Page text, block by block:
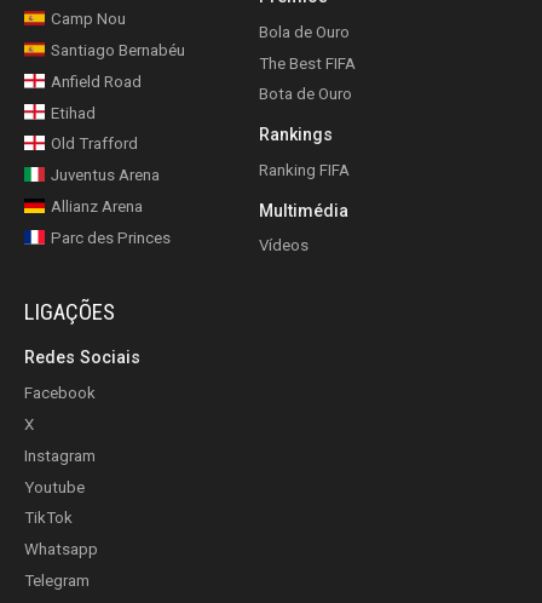
Camp Nou
Santiago Bernabéu
Anfield Road
Etihad
Old Trafford
Juventus Arena
Allianz Arena
Parc des Princes
Bola de Ouro
The Best FIFA
Bota de Ouro
Rankings
Ranking FIFA
Multimédia
Vídeos
LIGAÇÕES
Redes Sociais
Facebook
X
Instagram
Youtube
TikTok
Whatsapp
Telegram